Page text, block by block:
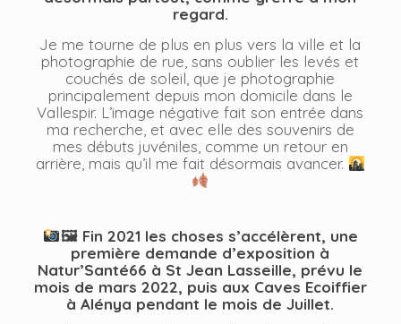
regard.
Je me tourne de plus en plus vers la ville et la
photographie de rue, sans oublier les levés et
couchés de soleil, que je photographie
principalement depuis mon domicile dans le
Vallespir. L’image négative fait son entrée dans
ma recherche, et avec elle des souvenirs de
mes débuts juvéniles, comme un retour en
arrière, mais qu’il me fait désormais avancer.
🖼 Fin 2021 les choses s’accélèrent, une
première demande d’exposition à
Natur’Santé66 à St Jean Lasseille, prévu le
mois de mars 2022, puis aux Caves Ecoiffier
à Alénya pendant le mois de Juillet.